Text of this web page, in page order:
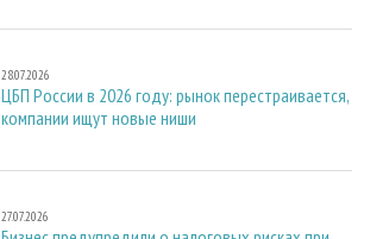
28.07.2026
ЦБП России в 2026 году: рынок перестраивается,
компании ищут новые ниши
27.07.2026